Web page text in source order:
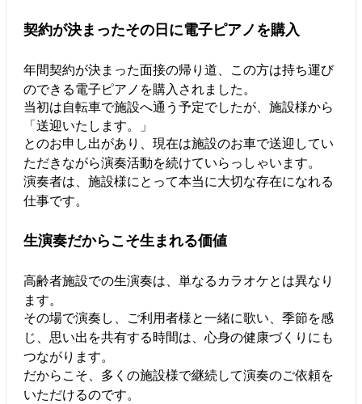
契約が決まったその日に電子ピアノを購入
年間契約が決まった面接の帰り道、この方は持ち運び
のできる電子ピアノを購入されました。
当初は自転車で施設へ通う予定でしたが、施設様から
「送迎いたします。」
とのお申し出があり、現在は施設のお車で送迎してい
ただきながら演奏活動を続けていらっしゃいます。
演奏者は、施設様にとって本当に大切な存在になれる
仕事です。
生演奏だからこそ生まれる価値
高齢者施設での生演奏は、単なるカラオケとは異なり
ます。
その場で演奏し、ご利用者様と一緒に歌い、季節を感
じ、思い出を共有する時間は、心身の健康づくりにも
つながります。
だからこそ、多くの施設様で継続して演奏のご依頼を
いただけるのです。